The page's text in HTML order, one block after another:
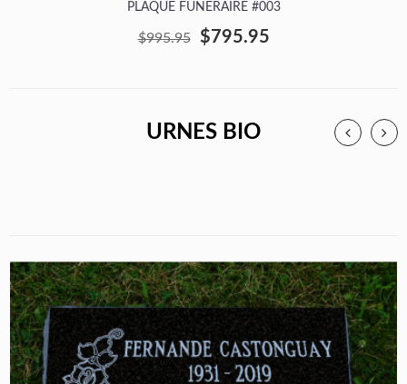
PLAQUE FUNÉRAIRE #003
$995.95 $795.95
URNES BIO